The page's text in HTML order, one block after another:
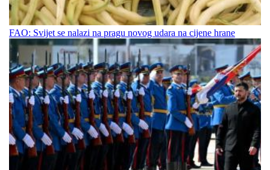
FAO: Svijet se nalazi na pragu novog udara na cijene hrane